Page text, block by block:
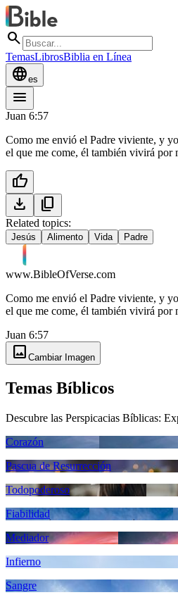
search
TemasLibrosBiblia en Línea
languagees
menu
Juan 6:57
Como me envió el Padre viviente, y
el que me come, él también vivirá por
thumb_up
download
content_copy
Related topics:
Jesús Alimento Vida Padre
www.BibleOfVerse.com
Como me envió el Padre viviente, y
el que me come, él también vivirá por
Juan 6:57
image Cambiar Imagen
Temas Bíblicos
Descubre las Perspicacias Bíblicas:
Corazón
Pascua de Resurrección
Todopoderoso
Fiabilidad
Mediador
Infierno
Sangre